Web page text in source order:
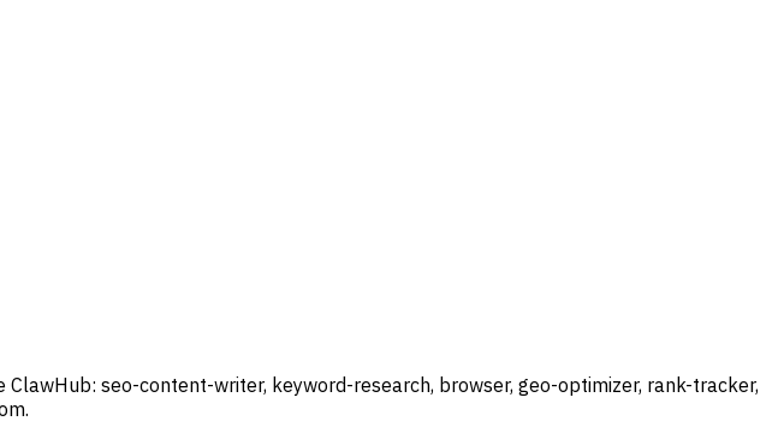
seo-content-writer, keyword-research, browser, geo-optimizer, rank-tracker,